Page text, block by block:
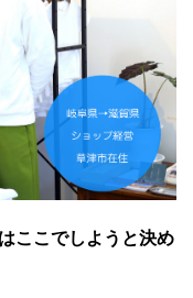
ここでしようと決め